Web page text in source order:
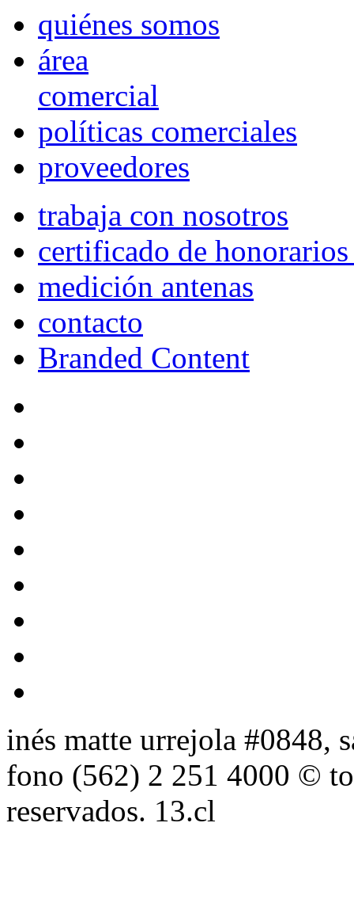
quiénes somos
área
comercial
políticas comerciales
proveedores
trabaja con nosotros
certificado de
medición antenas
contacto
Branded Content
inés matte urrejola #0848,
fono (562) 2 251 4000 ©
reservados. 13.cl